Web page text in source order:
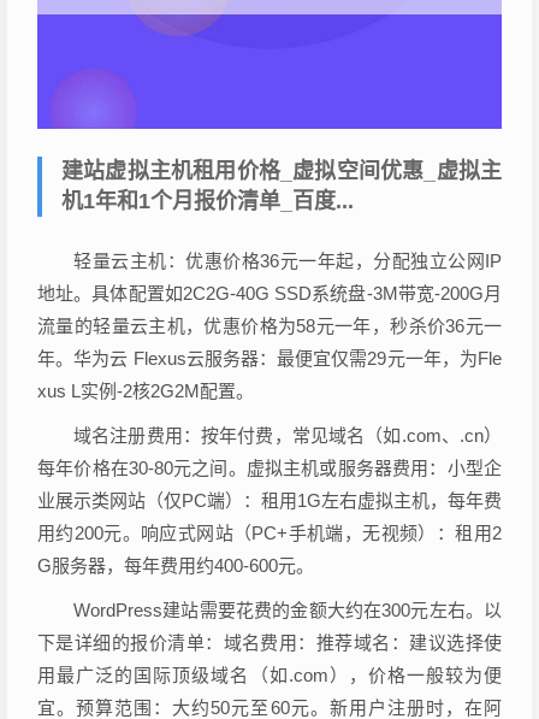
建站虚拟主机租用价格_虚拟空间优惠_虚拟主
机1年和1个月报价清单_百度...
轻量云主机：优惠价格36元一年起，分配独立公网IP
地址。具体配置如2C2G-40G SSD系统盘-3M带宽-200G月
流量的轻量云主机，优惠价格为58元一年，秒杀价36元一
年。华为云 Flexus云服务器：最便宜仅需29元一年，为Fle
xus L实例-2核2G2M配置。
域名注册费用：按年付费，常见域名（如.com、.cn）
每年价格在30-80元之间。虚拟主机或服务器费用：小型企
业展示类网站（仅PC端）：租用1G左右虚拟主机，每年费
用约200元。响应式网站（PC+手机端，无视频）：租用2
G服务器，每年费用约400-600元。
WordPress建站需要花费的金额大约在300元左右。以
下是详细的报价清单：域名费用：推荐域名：建议选择使
用最广泛的国际顶级域名（如.com），价格一般较为便
宜。预算范围：大约50元至60元。新用户注册时，在阿